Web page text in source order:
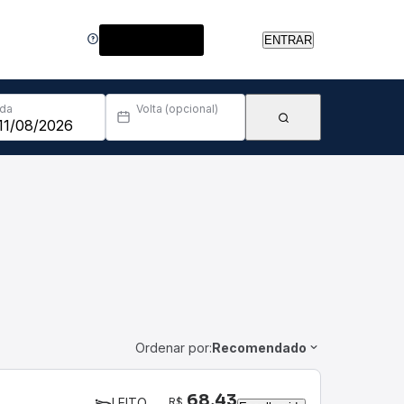
ENTRAR
Volta (opcional)
Ordenar por:Recomendado
R$ 68,43